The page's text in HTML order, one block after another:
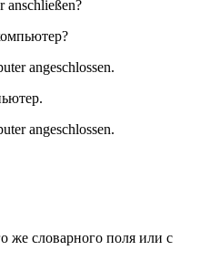
anschließen?
angeschlossen.
angeschlossen.
же словарного поля или с